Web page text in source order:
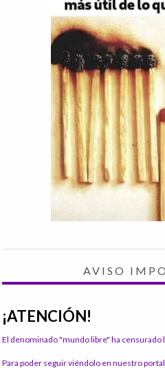
AVISO
¡ATENCIÓN!
El denominado "mundo libre" ha censurado
Para poder seguir viéndolo en nuestro